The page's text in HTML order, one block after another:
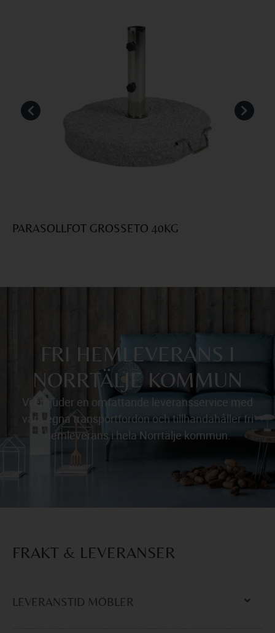
PARASOLLFOT GROSSETO 40KG
FRI HEMLEVERANS I
NORRTÄLJE KOMMUN
Vi erbjuder en omfattande leveransservice med
våra egna transportfordon och tillhandahåller fri
hemleverans i hela Norrtälje kommun.
FRAKT & LEVERANSER
LEVERANSTID MÖBLER